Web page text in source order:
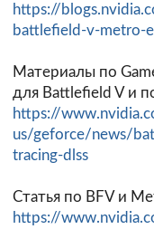
https://
battlefield-v-metro-
Материалы по
для Battlefield V и
https://
us/geforce/news/
tracing-dlss
Статья по BFV и
https://